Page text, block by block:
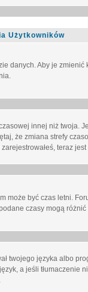
Użytkowników
danych. Aby je zmienić
innej niż twoja.
że zmiana strefy
teraz
być czas letni.
czasy mogą
języka albo
a jeśli tłumaczenie